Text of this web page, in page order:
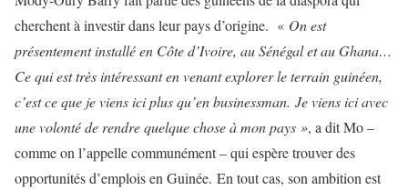
cherchent à investir dans leur pays d’origine. « On est
présentement installé en Côte d’Ivoire, au Sénégal et au Ghana…
Ce qui est très intéressant en venant explorer le terrain guinéen,
c’est ce que je viens ici plus qu’en businessman. Je viens ici avec
une volonté de rendre quelque chose à mon pays », a dit Mo –
comme on l’appelle communément – qui espère trouver des
opportunités d’emplois en Guinée. En tout cas, son ambition est